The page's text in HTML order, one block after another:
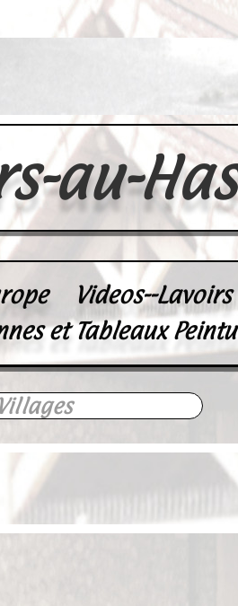
au-
Videos--Lavoirs
et Tableaux